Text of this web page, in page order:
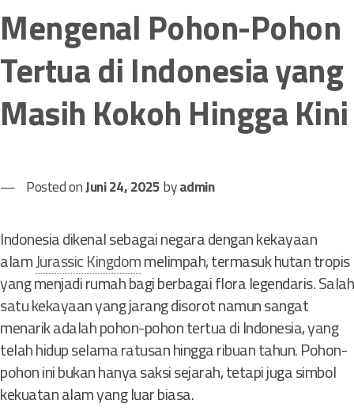
Mengenal Pohon-Pohon
Tertua di Indonesia yang
Masih Kokoh Hingga Kini
Posted onJuni 24, 2025byadmin
Indonesia dikenal sebagai negara dengan kekayaan
alamJurassic Kingdommelimpah, termasuk hutan tropis
yang menjadi rumah bagi berbagai flora legendaris. Salah
satu kekayaan yang jarang disorot namun sangat
menarik adalah pohon-pohon tertua di Indonesia, yang
telah hidup selama ratusan hingga ribuan tahun. Pohon-
pohon ini bukan hanya saksi sejarah, tetapi juga simbol
kekuatan alam yang luar biasa.